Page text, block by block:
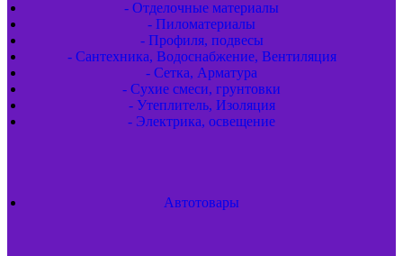
- Отделочные материалы
- Пиломатериалы
- Профиля, подвесы
- Сантехника, Водоснабжение, Вентиляция
- Сетка, Арматура
- Сухие смеси, грунтовки
- Утеплитель, Изоляция
- Электрика, освещение
Автотовары